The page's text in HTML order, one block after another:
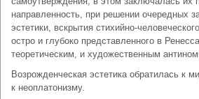
направленность, при решении очередных
эстетики, вскрытия стихийно-
остро и глубоко представленного в
теоретическим, и художественным
Возрожденческая эстетика обратилась к
к неоплатонизму.